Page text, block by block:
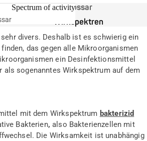
Spectrum of activityGlossar
Wirkspektren
divers. Deshalb ist es schwierig ein
das gegen alle Mikroorganismen
ein Desinfektionsmittel
als sogenanntes Wirkspektrum auf dem
mit dem Wirkspektrum bakterizid
Bakterien,also Bakterienzellen mit
Die Wirksamkeit ist unabhängig